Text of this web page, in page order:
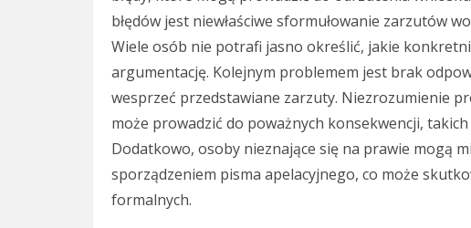
błędów jest niewłaściwe sformułowanie zarzutów
Wiele osób nie potrafi jasno określić, jakie
argumentację. Kolejnym problemem jest brak
wesprzeć przedstawiane zarzuty. Niezrozumienie
może prowadzić do poważnych konsekwencji,
Dodatkowo, osoby nieznające się na prawie mogą
sporządzeniem pisma apelacyjnego, co może
formalnych.